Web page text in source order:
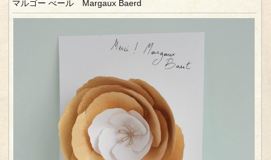
マルゴー べール Margaux Baerd